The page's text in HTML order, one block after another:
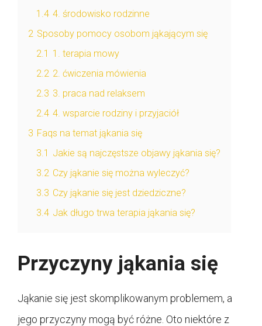
1.4 4. środowisko rodzinne
2 Sposoby pomocy osobom jąkającym się
2.1 1. terapia mowy
2.2 2. ćwiczenia mówienia
2.3 3. praca nad relaksem
2.4 4. wsparcie rodziny i przyjaciół
3 Faqs na temat jąkania się
3.1 Jakie są najczęstsze objawy jąkania się?
3.2 Czy jąkanie się można wyleczyć?
3.3 Czy jąkanie się jest dziedziczne?
3.4 Jak długo trwa terapia jąkania się?
Przyczyny jąkania się
Jąkanie się jest skomplikowanym problemem, a
jego przyczyny mogą być różne. Oto niektóre z